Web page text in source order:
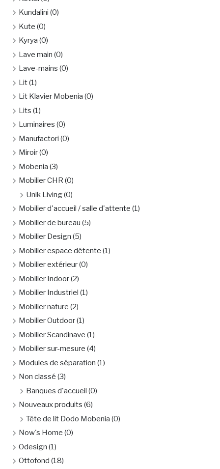
Kundalini (0)
Kute (0)
Kyrya (0)
Lave main (0)
Lave-mains (0)
Lit(1)
Lit Klavier Mobenia (0)
Lits (1)
Luminaires (0)
Manufactori (0)
Miroir(0)
Mobenia (3)
Mobilier CHR (0)
Unik Living(0)
Mobilier d'accueil / salle d'attente (1)
Mobilier de bureau (5)
Mobilier Design (5)
Mobilier espace détente (1)
Mobilier extérieur(0)
Mobilier Indoor(2)
Mobilier Industriel (1)
Mobilier nature (2)
Mobilier Outdoor(1)
Mobilier Scandinave (1)
Mobilier sur-mesure (4)
Modules de séparation (1)
Non classé (3)
Banques d'accueil (0)
Nouveaux produits (6)
Tête de lit Dodo Mobenia (0)
Now's Home (0)
Odesign (1)
Ottofond (18)